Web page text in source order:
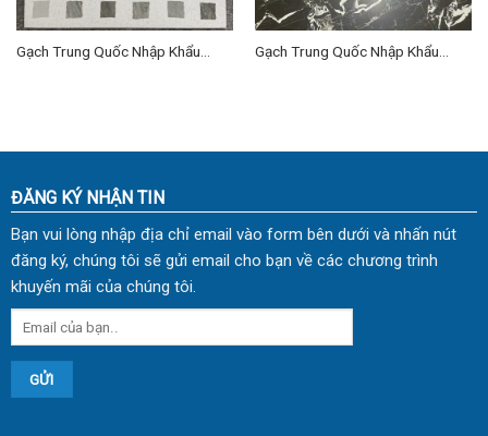
Gạch Trung Quốc Nhập Khẩu
Gạch Trung Quốc Nhập Khẩu
ĐĂNG KÝ NHẬN TIN
Bạn vui lòng nhập địa chỉ email vào form bên dưới và nhấn nút
đăng ký, chúng tôi sẽ gửi email cho bạn về các chương trình
khuyến mãi của chúng tôi.